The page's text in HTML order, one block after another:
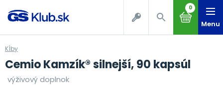
0
Menu
Kĺby
Cemio Kamzík® silnejší, 90 kapsúl
výživový doplnok